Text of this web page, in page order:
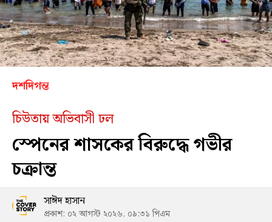
দশদিগন্ত
চিউতায় অভিবাসী ঢল
স্পেনের শাসকের বিরুদ্ধে গভীর
চক্রান্ত
সাঈদ হাসান
প্রকাশ: ০২ আগস্ট ২০২৬, ০৯:৩১ পিএম